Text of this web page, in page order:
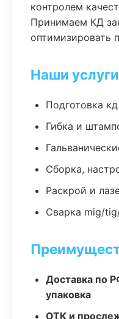
контролем
Принимаем КД
оптимизировать
Наши услуги
Подготовка
Гибка и
Сборка,
Раскрой и
Сварка mig/
Доставка по
упаковка
ОТК и